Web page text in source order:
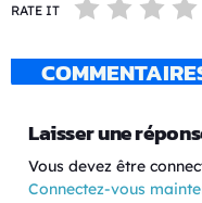
RATE IT
Laisser une
Vous devez être
Connectez-vous